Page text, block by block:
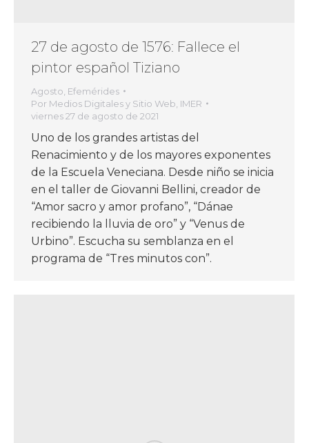
27 de agosto de 1576: Fallece el
pintor español Tiziano
Agosto, Efemérides
Por Medios Digitales y Sitio Web, IMER
viernes 27 de agosto de 2021
Uno de los grandes artistas del
Renacimiento y de los mayores exponentes
de la Escuela Veneciana. Desde niño se inicia
en el taller de Giovanni Bellini, creador de
“Amor sacro y amor profano”, “Dánae
recibiendo la lluvia de oro” y “Venus de
Urbino”. Escucha su semblanza en el
programa de “Tres minutos con”.